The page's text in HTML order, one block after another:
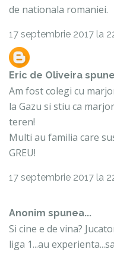
de nationala romaniei.
17 septembrie 2017 la
Eric de Oliveira
Am fost colegi cu
la Gazu si stiu ca
teren!
Multi au familia care
GREU!
17 septembrie 2017 la
Anonim spunea...
Si cine e de vina?
liga 1...au